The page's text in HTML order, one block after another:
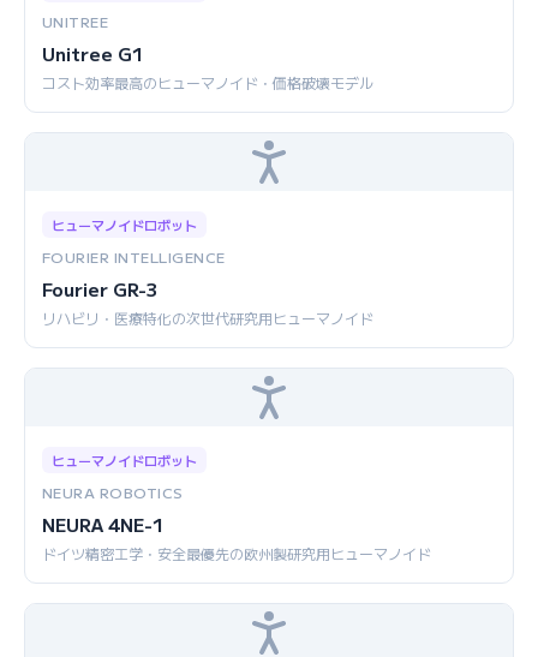
UNITREE
Unitree G1
コスト効率最高のヒューマノイド・価格破壊モデル
ヒューマノイドロボット
FOURIER INTELLIGENCE
Fourier GR-3
リハビリ・医療特化の次世代研究用ヒューマノイド
ヒューマノイドロボット
NEURA ROBOTICS
NEURA 4NE-1
ドイツ精密工学・安全最優先の欧州製研究用ヒューマノイド